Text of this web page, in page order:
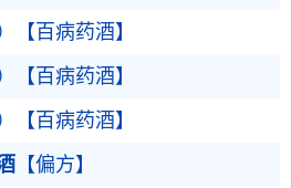
【百病药酒】
【百病药酒】
【百病药酒】
【偏方】